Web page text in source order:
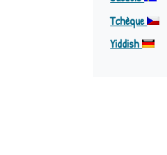
Tchèque
Yiddish